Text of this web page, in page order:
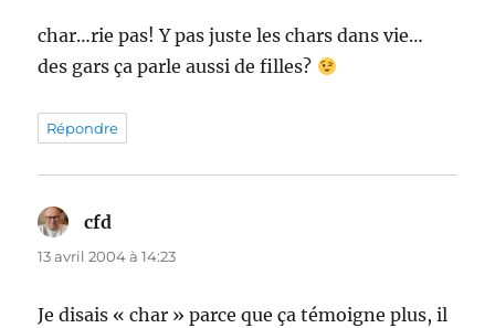
char…rie pas! Y pas juste les chars dans vie…
des gars ça parle aussi de filles?
Répondre
cfd
13 avril 2004 à 14:23
Je disais « char » parce que ça témoigne plus, il